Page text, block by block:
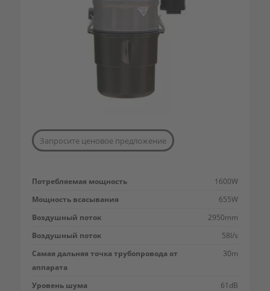
Запросите ценовое предложение
Потребляемая мощность
1600W
Мощность всасывания
655W
Воздушный поток
2950mm
Воздушный поток
58l/s
Самая дальняя точка трубопровода от
аппарата
30m
Уровень шума
61dB